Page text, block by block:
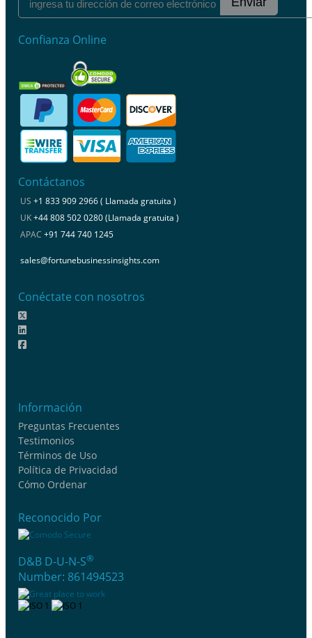
Confianza Online
Contáctanos
US +1 833 909 2966 ( Llamada gratuita )
UK+44 808 502 0280 (Llamada gratuita )
APAC +91 744 740 1245
sales@fortunebusinessinsights.com
Conéctate con nosotros
Información
Preguntas Frecuentes
Testimonios
Términos de Uso
Política de Privacidad
Cómo Ordenar
Reconocido Por
D&B D-U-N-S®
Number: 861494523